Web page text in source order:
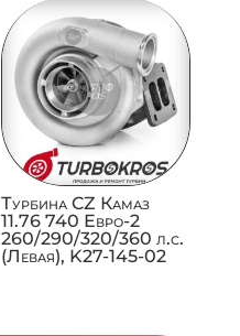
Турбина CZ Камаз
11.76 740 Евро-2
260/290/320/360 л.с.
(Левая), K27-145-02